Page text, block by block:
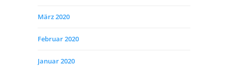
März 2020
Februar 2020
Januar 2020